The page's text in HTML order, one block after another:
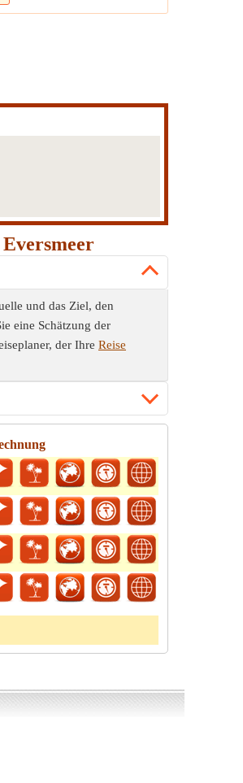
und das Ziel, den
eine Schätzung der
der Ihre Reise